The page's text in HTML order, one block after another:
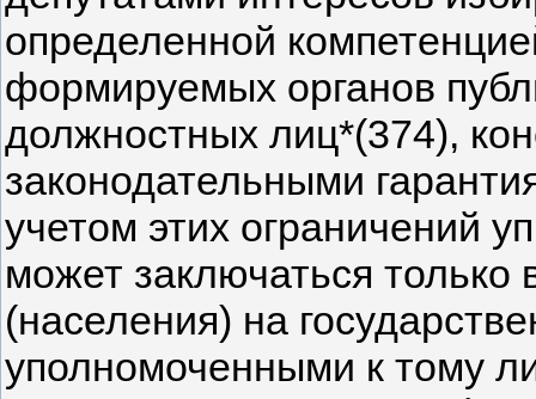
определенной
формируемых органов
должностных лиц*(374),
законодательными
учетом этих ограничений
может заключаться
(населения) на
уполномоченными к тому